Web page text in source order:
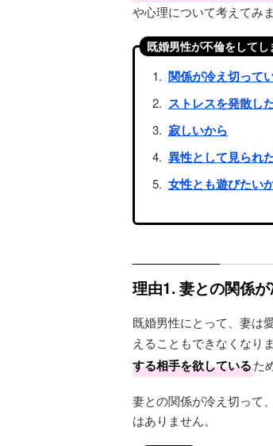
や心理について考えてみま
既婚男性が不倫をしてし
関係が冷え切って
ストレスを発散し
寂しいから
異性として見られ
女性とも遊びたい
理由1. 妻との関係
既婚男性にとって、妻は
えることもできなくなり
する相手を欲しているた
妻との関係が冷え切って
はありません。